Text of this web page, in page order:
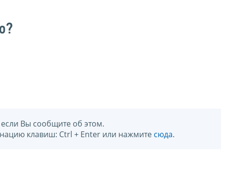
Вы сообщите об этом.
клавиш: Ctrl + Enter или нажмите сюда.